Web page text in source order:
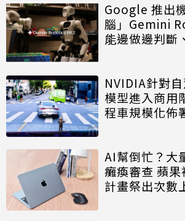
Google 推出
腦」Gemini
能邊做邊判斷
NVIDIA針對
模型進入商用
程車規模化佈
AI幫倒忙？大
癱瘓審查 蘋
計畫祭出次數